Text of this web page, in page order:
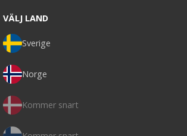
VÄLJ LAND
Sverige
Norge
Kommer snart